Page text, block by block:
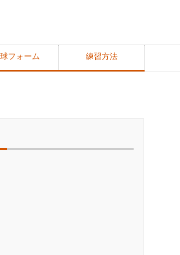
フォーム 練習方法